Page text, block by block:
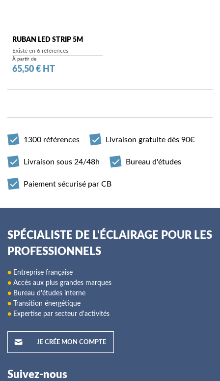
RUBAN LED STRIP 5M
Existe en 6 références
À partir de
Prix
65,50 € HT
1300 références Livraison gratuite dès 90€
Livraison sous 24/48h Bureau d'études
Paiement sécurisé par CB
SPÉCIALISTE DE L'ÉCLAIRAGE POUR LES
PROFESSIONNELS
● Entreprise française
● Accès aux plus grandes marques
● Bureau d'études interne
● Transition énergétique
● Expertise par secteur d'activités
JE CRÉE MON COMPTE
Suivez-nous